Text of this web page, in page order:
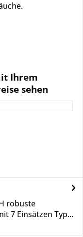
Ihrem
sehen
robuste
7 Einsätzen Typ...